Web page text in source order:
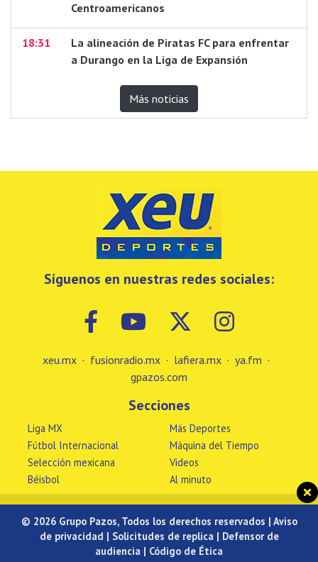
Centroamericanos
18:31
La alineación de Piratas FC para enfrentar
a Durango en la Liga de Expansión
Más noticias
Síguenos en nuestras redes sociales:
xeu.mx · fusionradio.mx · lafiera.mx · ya.fm ·
gpazos.com
Secciones
Liga MX
Fútbol Internacional
Selección mexicana
Béisbol
Más Deportes
Máquina del Tiempo
Videos
Al minuto
© 2026 Grupo Pazos, Todos los derechos reservados | Aviso
de privacidad | Solicitudes de replica| Defensor de
audiencia | Código de Ética